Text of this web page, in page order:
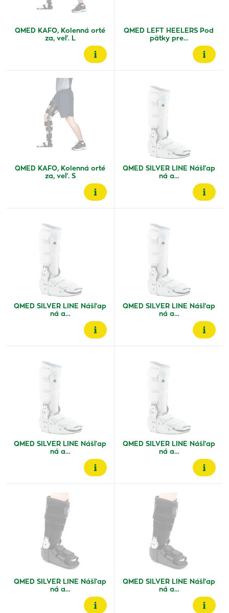
QMED KAFO, Kolenná orté
za, veľ. L
QMED LEFT HEELERS Pod
pätky pre…
QMED KAFO, Kolenná orté
za, veľ. S
QMED SILVER LINE Nášľap
ná a…
QMED SILVER LINE Nášľap
ná a…
QMED SILVER LINE Nášľap
ná a…
QMED SILVER LINE Nášľap
ná a…
QMED SILVER LINE Nášľap
ná a…
QMED SILVER LINE Nášľap
ná a…
QMED SILVER LINE Nášľap
ná a…